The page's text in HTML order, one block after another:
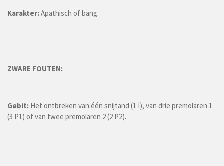
Karakter:Apathisch of bang.
ZWARE FOUTEN:
Gebit: Het ontbreken van één snijtand (1 I), van drie premolaren 1
(3 P1) of van twee premolaren 2 (2 P2).